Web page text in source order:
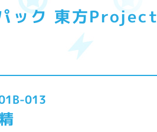
ック 東方Project
013